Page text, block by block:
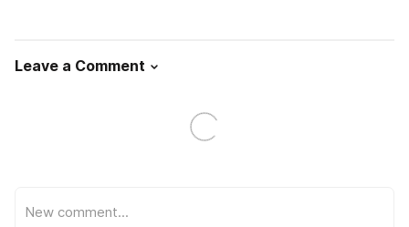
Leave a Comment